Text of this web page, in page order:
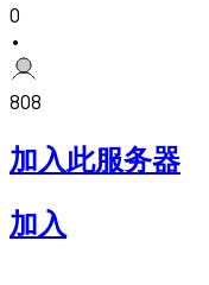
0
•
808
加入此服务器
加入